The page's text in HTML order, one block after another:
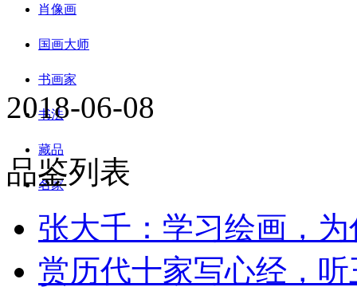
肖像画
国画大师
书画家
书法
藏品
名家
2018-06-08
品鉴列表
张大千：学习绘画，
赏历代十家写心经，